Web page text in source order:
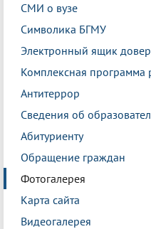
СМИ о вузе
Символика БГМУ
Электронный ящик
Комплексная программа
Антитеррор
Сведения об
Абитуриенту
Обращение граждан
Фотогалерея
Карта сайта
Видеогалерея